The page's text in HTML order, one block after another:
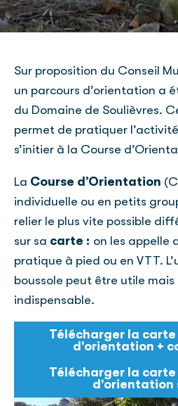
Sur proposition du Conseil
un parcours d’orientation a
du Domaine de Soulièvres.
permet de pratiquer
s’initier à la Course
La Course d’Orientation
individuelle ou en petits
relier le plus vite possible
sur sa carte : on les appelle
pratique à pied ou en VTT.
boussole peut être utile mais
indispensable.
Télécharger la
d'orientation +
Télécharger la
d'orientation